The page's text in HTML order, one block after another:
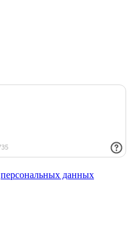
персональных данных